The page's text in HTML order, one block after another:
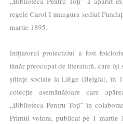
regele Carol I inaugura sediul
martie 1895.
Inițiatorul proiectului a fost
tânăr preocupat de literatură, care își
științe sociale la Liège (Belgia), în
colecție asemănătoare care
„Biblioteca Pentru Toți” în
Primul volum, publicat pe 1 martie